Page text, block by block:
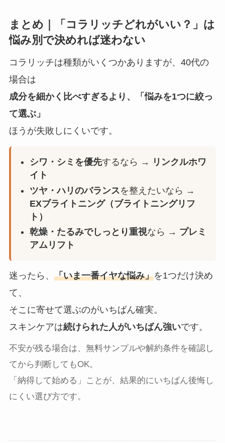
まとめ｜「コラリッチどれがいい？」は
悩み別で決めれば迷わない
コラリッチは種類がいくつかありますが、40代の
場合は
成分を細かく比べすぎるより、「悩みを1つに絞っ
て選ぶ」
ほうが失敗しにくいです。
シワ・シミを優先するなら → リンクルホワ
イト
ツヤ・ハリのバランスを整えたいなら →
EXブライトニング（ブライトニングリフ
ト）
乾燥・たるみでしっとり重視なら → プレミ
アムリフト
迷ったら、 「いま一番イヤな悩み」を1つだけ決め
て、
そこに寄せて選ぶのがいちばん確実。
スキンケアは続けられた人がいちばん強いです。
不安が残る場合は、無料サンプルや解約条件を確認し
てから判断してもOK。
「納得して始める」ことが、結果的にいちばん後悔し
にくい選び方です。